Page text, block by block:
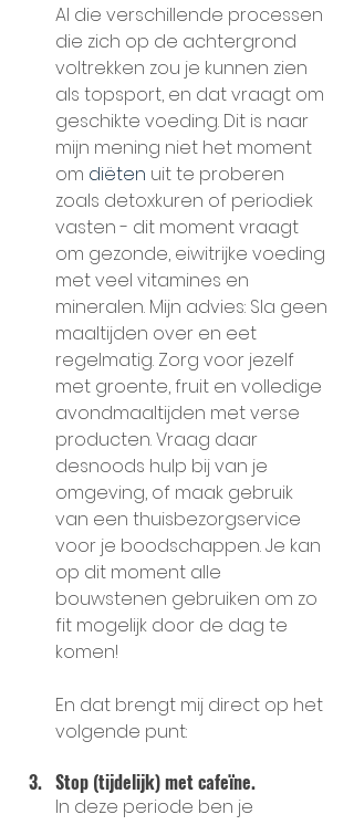
Al die verschillende processen
die zich op de achtergrond
voltrekken zou je kunnen zien
als topsport, en dat vraagt om
geschikte voeding. Dit is naar
mijn mening niet het moment
om diëten uit te proberen
zoals detoxkuren of periodiek
vasten - dit moment vraagt
om gezonde, eiwitrijke voeding
met veel vitamines en
mineralen. Mijn advies: Sla geen
maaltijden over en eet
regelmatig. Zorg voor jezelf
met groente, fruit en volledige
avondmaaltijden met verse
producten. Vraag daar
desnoods hulp bij van je
omgeving, of maak gebruik
van een thuisbezorgservice
voor je boodschappen. Je kan
op dit moment alle
bouwstenen gebruiken om zo
fit mogelijk door de dag te
komen!
En dat brengt mij direct op het
volgende punt:
Stop (tijdelijk) met cafeïne.
In deze periode ben je